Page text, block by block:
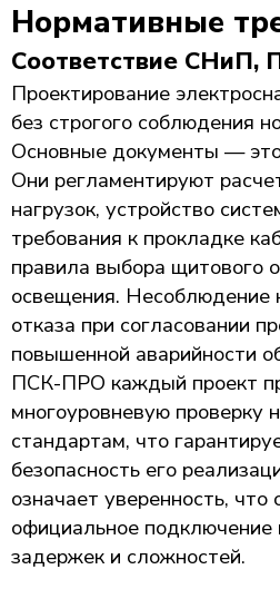
Нормативные
Соответствие СНиП,
Проектирование
без строгого соблюдения
Основные документы —
Они регламентируют
нагрузок, устройство
требования к прокладке
правила выбора щитового
освещения. Несоблюдение
отказа при согласовании
повышенной аварийности
ПСК-ПРО каждый проект
многоуровневую проверку
стандартам, что
безопасность его
означает уверенность, что
официальное подключение
задержек и сложностей.